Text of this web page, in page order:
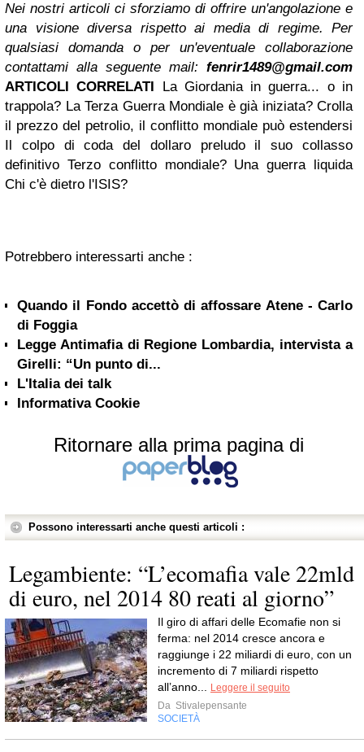
Nei nostri articoli ci sforziamo di offrire un'angolazione e
una visione diversa rispetto ai media di regime. Per
qualsiasi domanda o per un'eventuale collaborazione
contattami alla seguente mail: fenrir1489@gmail.com
ARTICOLI CORRELATI La Giordania in guerra... o in
trappola? La Terza Guerra Mondiale è già iniziata? Crolla
il prezzo del petrolio, il conflitto mondiale può estendersi
Il colpo di coda del dollaro preludo il suo collasso
definitivo Terzo conflitto mondiale? Una guerra liquida
Chi c'è dietro l'ISIS?
Potrebbero interessarti anche :
Quando il Fondo accettò di affossare Atene - Carlo
di Foggia
Legge Antimafia di Regione Lombardia, intervista a
Girelli: “Un punto di...
L'Italia dei talk
Informativa Cookie
Ritornare alla prima pagina di
Possono interessarti anche questi articoli :
Legambiente: “L’ecomafia vale 22mld
di euro, nel 2014 80 reati al giorno”
Il giro di affari delle Ecomafie non si
ferma: nel 2014 cresce ancora e
raggiunge i 22 miliardi di euro, con un
incremento di 7 miliardi rispetto
all’anno...
Leggere il seguito
Da Stivalepensante
SOCIETÀ